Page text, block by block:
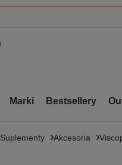
Marki Bestsellery
Suplementy Akcesoria